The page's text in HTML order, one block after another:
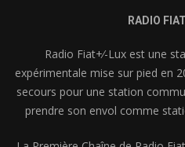
RADIO
Radio Fiat+⁄-Lux est une
expérimentale mise sur pied en
secours pour une station
prendre son envol comme